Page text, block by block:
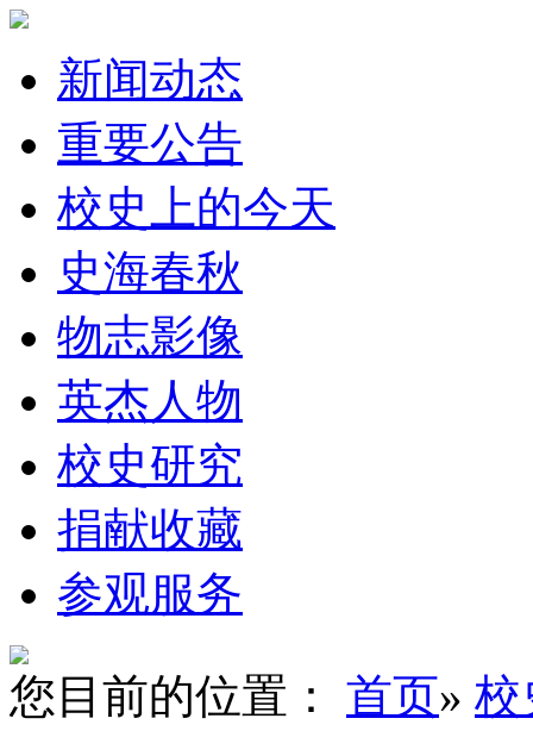
新闻动态
重要公告
校史上的今天
史海春秋
物志影像
英杰人物
校史研究
捐献收藏
参观服务
您目前的位置： 首页» 校